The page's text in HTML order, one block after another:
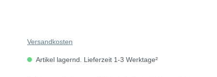
Versandkosten
Artikel lagernd. Lieferzeit 1-3 Werktage²